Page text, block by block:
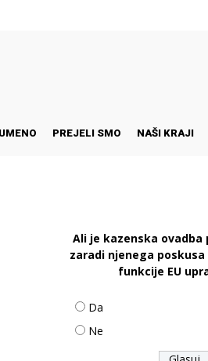
PREJELI SMO NAŠI KRAJI
Ali je kazenska ovadba
zaradi njenega
funkcije EU
Da
Ne